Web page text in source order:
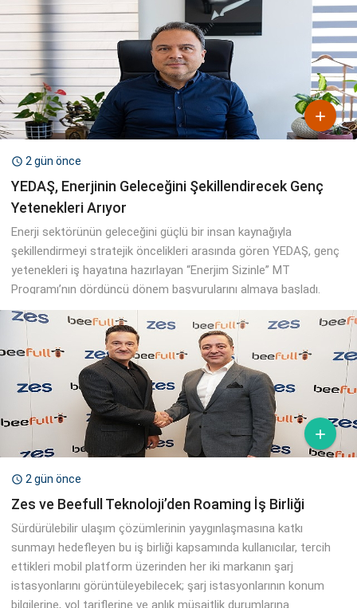

 2 gün önce
YEDAŞ, Enerjinin Geleceğini Şekillendirecek Genç
Yetenekleri Arıyor
Enerji sektörünün geleceğini güçlü bir insan kaynağıyla
şekillendirmeyi stratejik öncelikleri arasında gören YEDAŞ, genç
yetenekleri iş hayatına hazırlayan “Enerjim Sizinle” MT
Programı’nın dördüncü dönem başvurularını almaya başladı.

 2 gün önce
Zes ve Beefull Teknoloji’den Roaming İş Birliği
Sürdürülebilir ulaşım çözümlerinin yaygınlaşmasına katkı
sunmayı hedefleyen bu iş birliği kapsamında kullanıcılar, tercih
ettikleri mobil platform üzerinden her iki markanın şarj
istasyonlarını görüntüleyebilecek; şarj istasyonlarının konum
bilgilerine, yol tariflerine ve anlık müsaitlik durumlarına